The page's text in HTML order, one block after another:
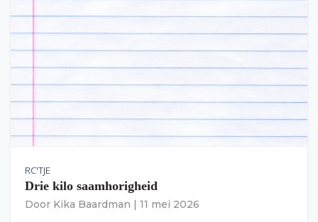
RC'TJE
Drie kilo saamhorigheid
Door Kika Baardman 11 mei 2026